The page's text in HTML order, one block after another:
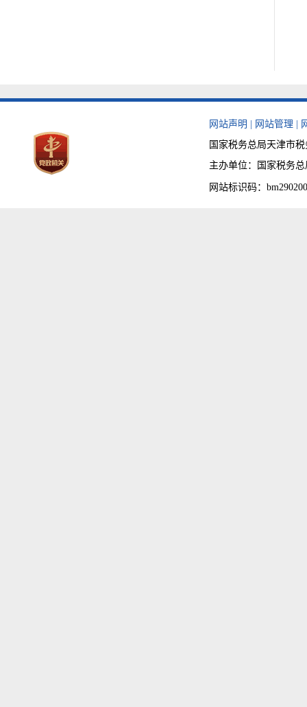
网站声明 网站管理
国家税务总局天津市
主办单位：国家税务总
网站标识码：